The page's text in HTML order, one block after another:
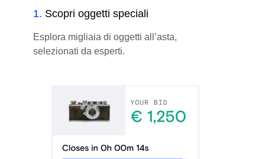
1. Scopri oggetti speciali
Esplora migliaia di oggetti all’asta,
selezionati da esperti.